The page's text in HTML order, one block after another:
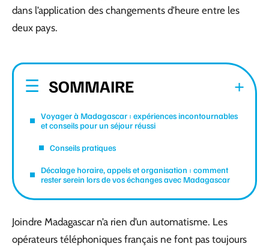
dans l’application des changements d’heure entre les
deux pays.
SOMMAIRE
Voyager à Madagascar : expériences incontournables
et conseils pour un séjour réussi
Conseils pratiques
Décalage horaire, appels et organisation : comment
rester serein lors de vos échanges avec Madagascar
Joindre Madagascar n’a rien d’un automatisme. Les
opérateurs téléphoniques français ne font pas toujours